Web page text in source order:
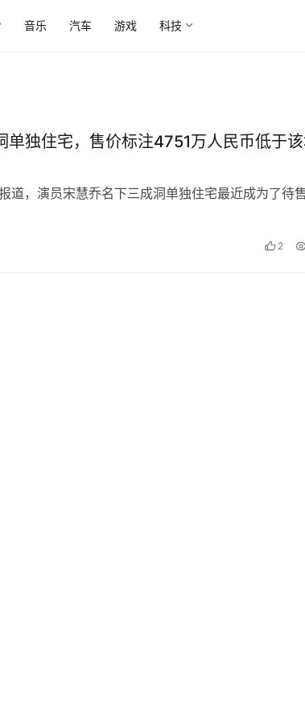
音乐 汽车 游戏 科技
单独住宅，售价标注4751万人民币低于
道，演员宋慧乔名下三成洞单独住宅最近成为了待
2